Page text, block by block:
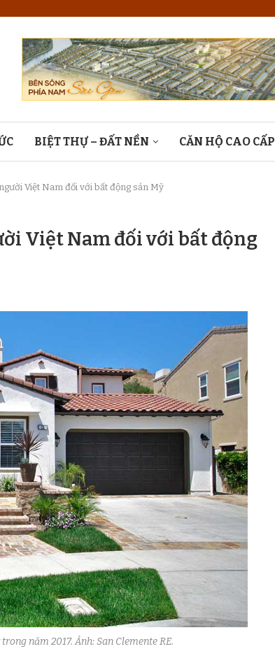
BIỆT THỰ – ĐẤT NỀN CĂN HỘ CAO CẤP
Việt Nam đối với bất động sản Mỹ
Việt Nam đối với bất động
năm 2017. Ảnh: San Clemente RE.